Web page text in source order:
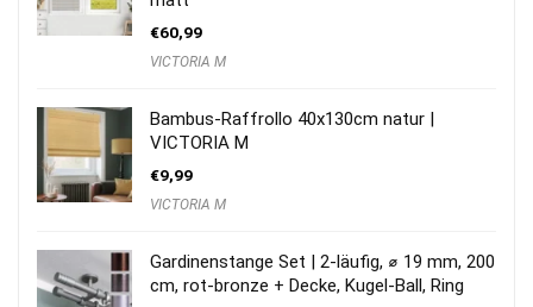
€60,99
VICTORIA M
Bambus-Raffrollo 40x130cm natur |
VICTORIA M
€9,99
VICTORIA M
Gardinenstange Set | 2-läufig, ⌀ 19 mm, 200
cm, rot-bronze + Decke, Kugel-Ball, Ring